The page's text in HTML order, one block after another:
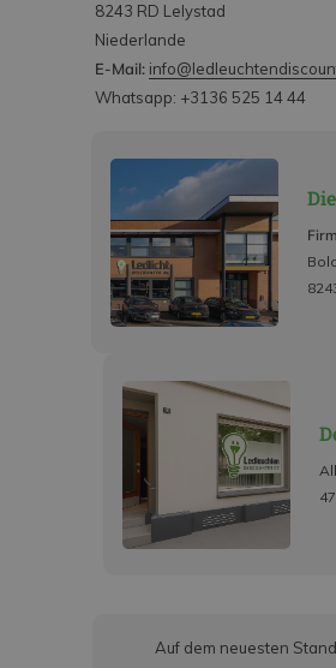
8243 RD Lelystad
Niederlande
E-Mail:
Whatsapp: +3136 525 14 44
Auf dem neuesten